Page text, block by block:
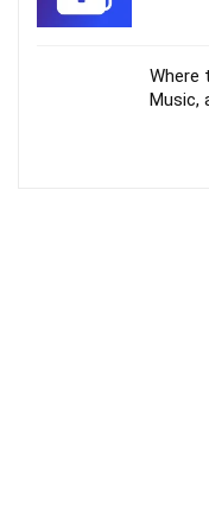
Where
Music,